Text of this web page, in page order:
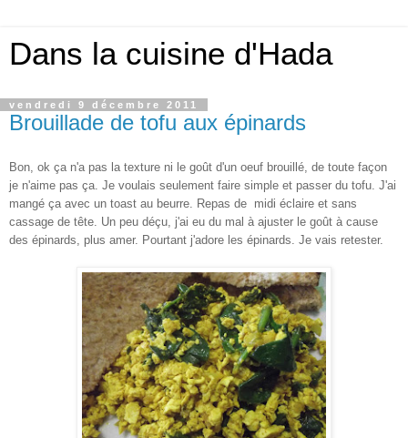
Dans la cuisine d'Hada
vendredi 9 décembre 2011
Brouillade de tofu aux épinards
Bon, ok ça n'a pas la texture ni le goût d'un oeuf brouillé, de toute façon
je n'aime pas ça. Je voulais seulement faire simple et passer du tofu. J'ai
mangé ça avec un toast au beurre. Repas de midi éclaire et sans
cassage de tête. Un peu déçu, j'ai eu du mal à ajuster le goût à cause
des épinards, plus amer. Pourtant j'adore les épinards. Je vais retester.